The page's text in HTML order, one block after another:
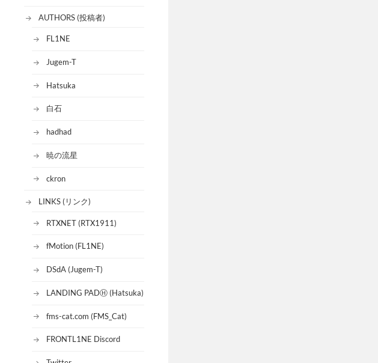
AUTHORS (投稿者)
FL1NE
Jugem-T
Hatsuka
白石
hadhad
暁の流星
ckron
LINKS (リンク)
RTXNET (RTX1911)
fMotion (FL1NE)
DSdA (Jugem-T)
LANDING PADⒽ (Hatsuka)
fms-cat.com (FMS_Cat)
FRONTL1NE Discord